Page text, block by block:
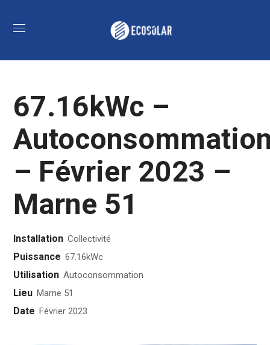
67.16kWc –
– Février 2023 –
Marne 51
Installation Collectivité
Puissance 67.16kWc
Utilisation Autoconsommation
Lieu Marne 51
Date Février 2023